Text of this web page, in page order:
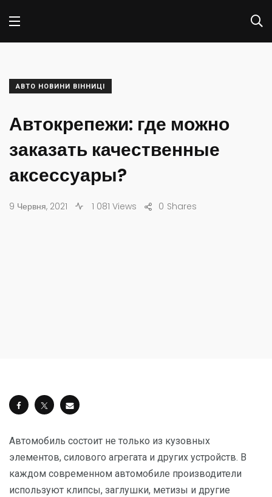
АВТО НОВИНИ ВІННИЦІ
Автокрепежи: где можно
заказать качественные
аксессуары?
9 Червня, 2021 1 081 Views Shares
0
Автомобиль состоит не только из кузовных
элементов, силового агрегата и других устройств. В
каждом современном автомобиле производители
используют клипсы, заглушки, метизы и другие